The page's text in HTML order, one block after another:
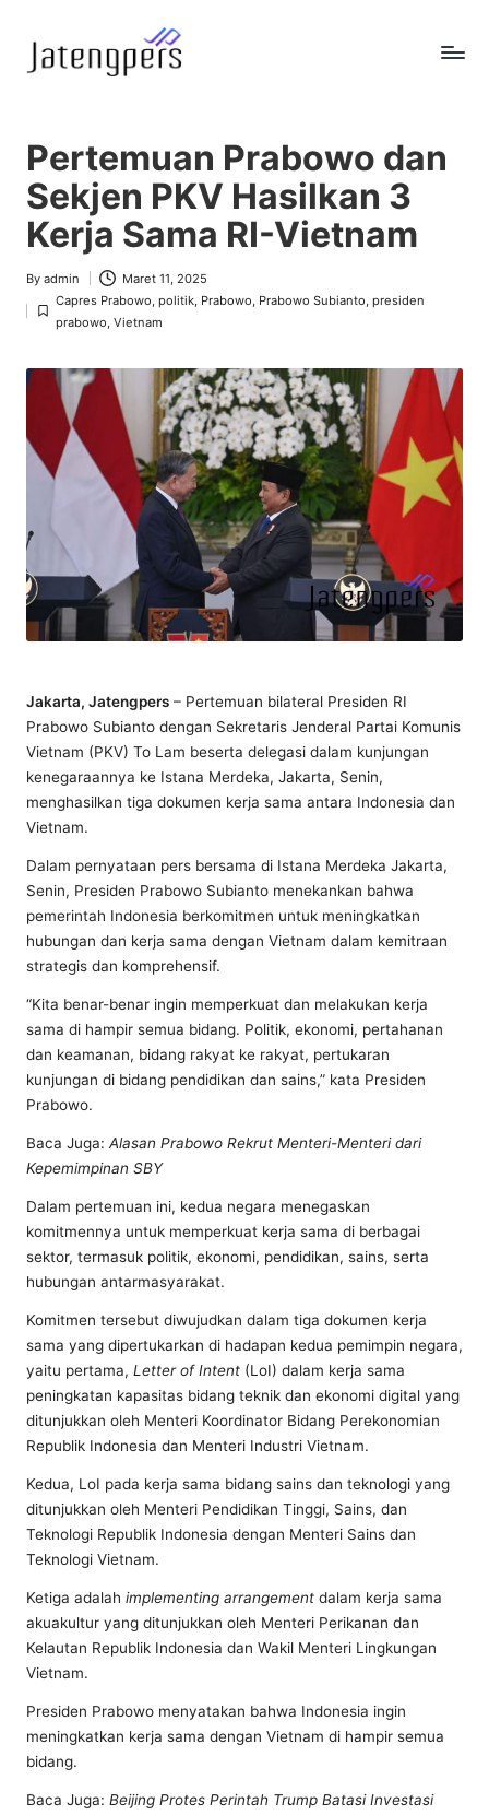
a
t
e
n
g
p
e
r
s
Pemerintah
Pertemuan Prabowo dan
Sekjen PKV Hasilkan 3
Kerja Sama RI-Vietnam
Posted
by
By admin Maret 11, 2025
Posted
Capres Prabowo ,politik Prabowo Prabowo Subianto ,presiden
prabowo ,Vietnam
Jakarta, Jatengpers – Pertemuan bilateral Presiden RI
Prabowo Subianto dengan Sekretaris Jenderal Partai Komunis
Vietnam (PKV) To Lam beserta delegasi dalam kunjungan
kenegaraannya ke Istana Merdeka, Jakarta, Senin,
menghasilkan tiga dokumen kerja sama antara Indonesia dan
Vietnam.
Dalam pernyataan pers bersama di Istana Merdeka Jakarta,
Senin, Presiden Prabowo Subianto menekankan bahwa
pemerintah Indonesia berkomitmen untuk meningkatkan
hubungan dan kerja sama dengan Vietnam dalam kemitraan
strategis dan komprehensif.
“Kita benar-benar ingin memperkuat dan melakukan kerja
sama di hampir semua bidang. Politik, ekonomi, pertahanan
dan keamanan, bidang rakyat ke rakyat, pertukaran
kunjungan di bidang pendidikan dan sains,” kata Presiden
Prabowo.
Baca Juga: Alasan Prabowo Rekrut Menteri-Menteri dari
Kepemimpinan SBY
Dalam pertemuan ini, kedua negara menegaskan
komitmennya untuk memperkuat kerja sama di berbagai
sektor, termasuk politik, ekonomi, pendidikan, sains, serta
hubungan antarmasyarakat.
Komitmen tersebut diwujudkan dalam tiga dokumen kerja
sama yang dipertukarkan di hadapan kedua pemimpin negara,
yaitu pertama, Letter of Intent (LoI) dalam kerja sama
peningkatan kapasitas bidang teknik dan ekonomi digital yang
ditunjukkan oleh Menteri Koordinator Bidang Perekonomian
Republik Indonesia dan Menteri Industri Vietnam.
Kedua, LoI pada kerja sama bidang sains dan teknologi yang
ditunjukkan oleh Menteri Pendidikan Tinggi, Sains, dan
Teknologi Republik Indonesia dengan Menteri Sains dan
Teknologi Vietnam.
Ketiga adalah implementing arrangement dalam kerja sama
akuakultur yang ditunjukkan oleh Menteri Perikanan dan
Kelautan Republik Indonesia dan Wakil Menteri Lingkungan
Vietnam.
Presiden Prabowo menyatakan bahwa Indonesia ingin
meningkatkan kerja sama dengan Vietnam di hampir semua
bidang.
Baca Juga: Beijing Protes Perintah Trump Batasi Investasi